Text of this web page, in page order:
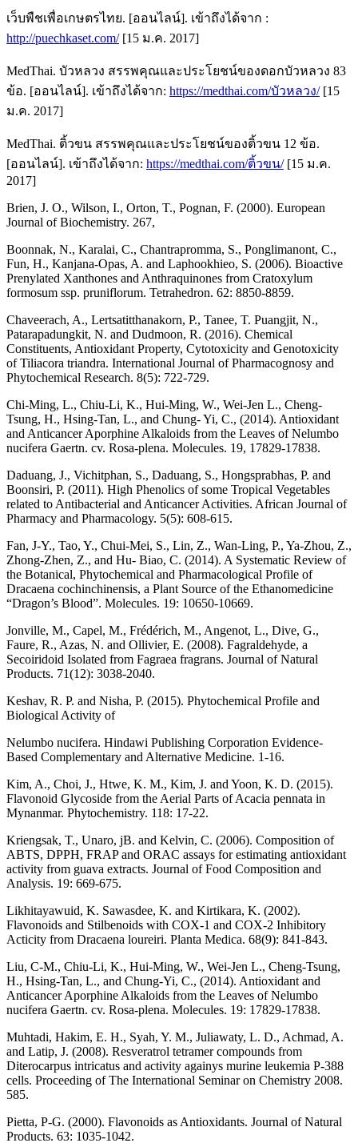
เว็บพืชเพื่อเกษตรไทย. [ออนไลน์]. เข้าถึงได้จาก :
http://puechkaset.com/[15 ม.ค. 2017]
MedThai. บัวหลวง สรรพคุณและประโยชน์ของดอกบัวหลวง 83
ข้อ. [ออนไลน์]. เข้าถึงได้จาก: https://medthai.com/บัวหลวง/[15
ม.ค. 2017]
MedThai. ติ้วขน สรรพคุณและประโยชน์ของติ้วขน 12 ข้อ.
[ออนไลน์]. เข้าถึงได้จาก: https://medthai.com/ติ้วขน/[15 ม.ค.
2017]
Brien, J. O., Wilson, I., Orton, T., Pognan, F. (2000). European
Journal of Biochemistry. 267,
Boonnak, N., Karalai, C., Chantrapromma, S., Ponglimanont, C.,
Fun, H., Kanjana-Opas, A. and Laphookhieo, S. (2006). Bioactive
Prenylated Xanthones and Anthraquinones from Cratoxylum
formosum ssp. pruniflorum. Tetrahedron. 62: 8850-8859.
Chaveerach, A., Lertsatitthanakorn, P., Tanee, T. Puangjit, N.,
Patarapadungkit, N. and Dudmoon, R. (2016). Chemical
Constituents, Antioxidant Property, Cytotoxicity and Genotoxicity
of Tiliacora triandra. International Journal of Pharmacognosy and
Phytochemical Research. 8(5): 722-729.
Chi-Ming, L., Chiu-Li, K., Hui-Ming, W., Wei-Jen L., Cheng-
Tsung, H., Hsing-Tan, L., and Chung- Yi, C., (2014). Antioxidant
and Anticancer Aporphine Alkaloids from the Leaves of Nelumbo
nucifera Gaertn. cv. Rosa-plena. Molecules. 19, 17829-17838.
Daduang, J., Vichitphan, S., Daduang, S., Hongsprabhas, P. and
Boonsiri, P. (2011). High Phenolics of some Tropical Vegetables
related to Antibacterial and Anticancer Activities. African Journal of
Pharmacy and Pharmacology. 5(5): 608-615.
Fan, J-Y., Tao, Y., Chui-Mei, S., Lin, Z., Wan-Ling, P., Ya-Zhou, Z.,
Zhong-Zhen, Z., and Hu- Biao, C. (2014). A Systematic Review of
the Botanical, Phytochemical and Pharmacological Profile of
Dracaena cochinchinensis, a Plant Source of the Ethanomedicine
“Dragon’s Blood”. Molecules. 19: 10650-10669.
Jonville, M., Capel, M., Frédérich, M., Angenot, L., Dive, G.,
Faure, R., Azas, N. and Ollivier, E. (2008). Fagraldehyde, a
Secoiridoid Isolated from Fagraea fragrans. Journal of Natural
Products. 71(12): 3038-2040.
Keshav, R. P. and Nisha, P. (2015). Phytochemical Profile and
Biological Activity of
Nelumbo nucifera. Hindawi Publishing Corporation Evidence-
Based Complementary and Alternative Medicine. 1-16.
Kim, A., Choi, J., Htwe, K. M., Kim, J. and Yoon, K. D. (2015).
Flavonoid Glycoside from the Aerial Parts of Acacia pennata in
Mynanmar. Phytochemistry. 118: 17-22.
Kriengsak, T., Unaro, jB. and Kelvin, C. (2006). Composition of
ABTS, DPPH, FRAP and ORAC assays for estimating antioxidant
activity from guava extracts. Journal of Food Composition and
Analysis. 19: 669-675.
Likhitayawuid, K. Sawasdee, K. and Kirtikara, K. (2002).
Flavonoids and Stilbenoids with COX-1 and COX-2 Inhibitory
Acticity from Dracaena loureiri. Planta Medica. 68(9): 841-843.
Liu, C-M., Chiu-Li, K., Hui-Ming, W., Wei-Jen L., Cheng-Tsung,
H., Hsing-Tan, L., and Chung-Yi, C., (2014). Antioxidant and
Anticancer Aporphine Alkaloids from the Leaves of Nelumbo
nucifera Gaertn. cv. Rosa-plena. Molecules. 19: 17829-17838.
Muhtadi, Hakim, E. H., Syah, Y. M., Juliawaty, L. D., Achmad, A.
and Latip, J. (2008). Resveratrol tetramer compounds from
Diterocarpus intricatus and activity againys murine leukemia P-388
cells. Proceeding of The International Seminar on Chemistry 2008.
585.
Pietta, P-G. (2000). Flavonoids as Antioxidants. Journal of Natural
Products. 63: 1035-1042.